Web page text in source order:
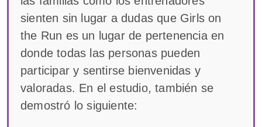
sienten sin lugar a dudas que Girls on
the Run es un lugar de pertenencia en
donde todas las personas pueden
participar y sentirse bienvenidas y
valoradas. En el estudio, también se
demostró lo siguiente: